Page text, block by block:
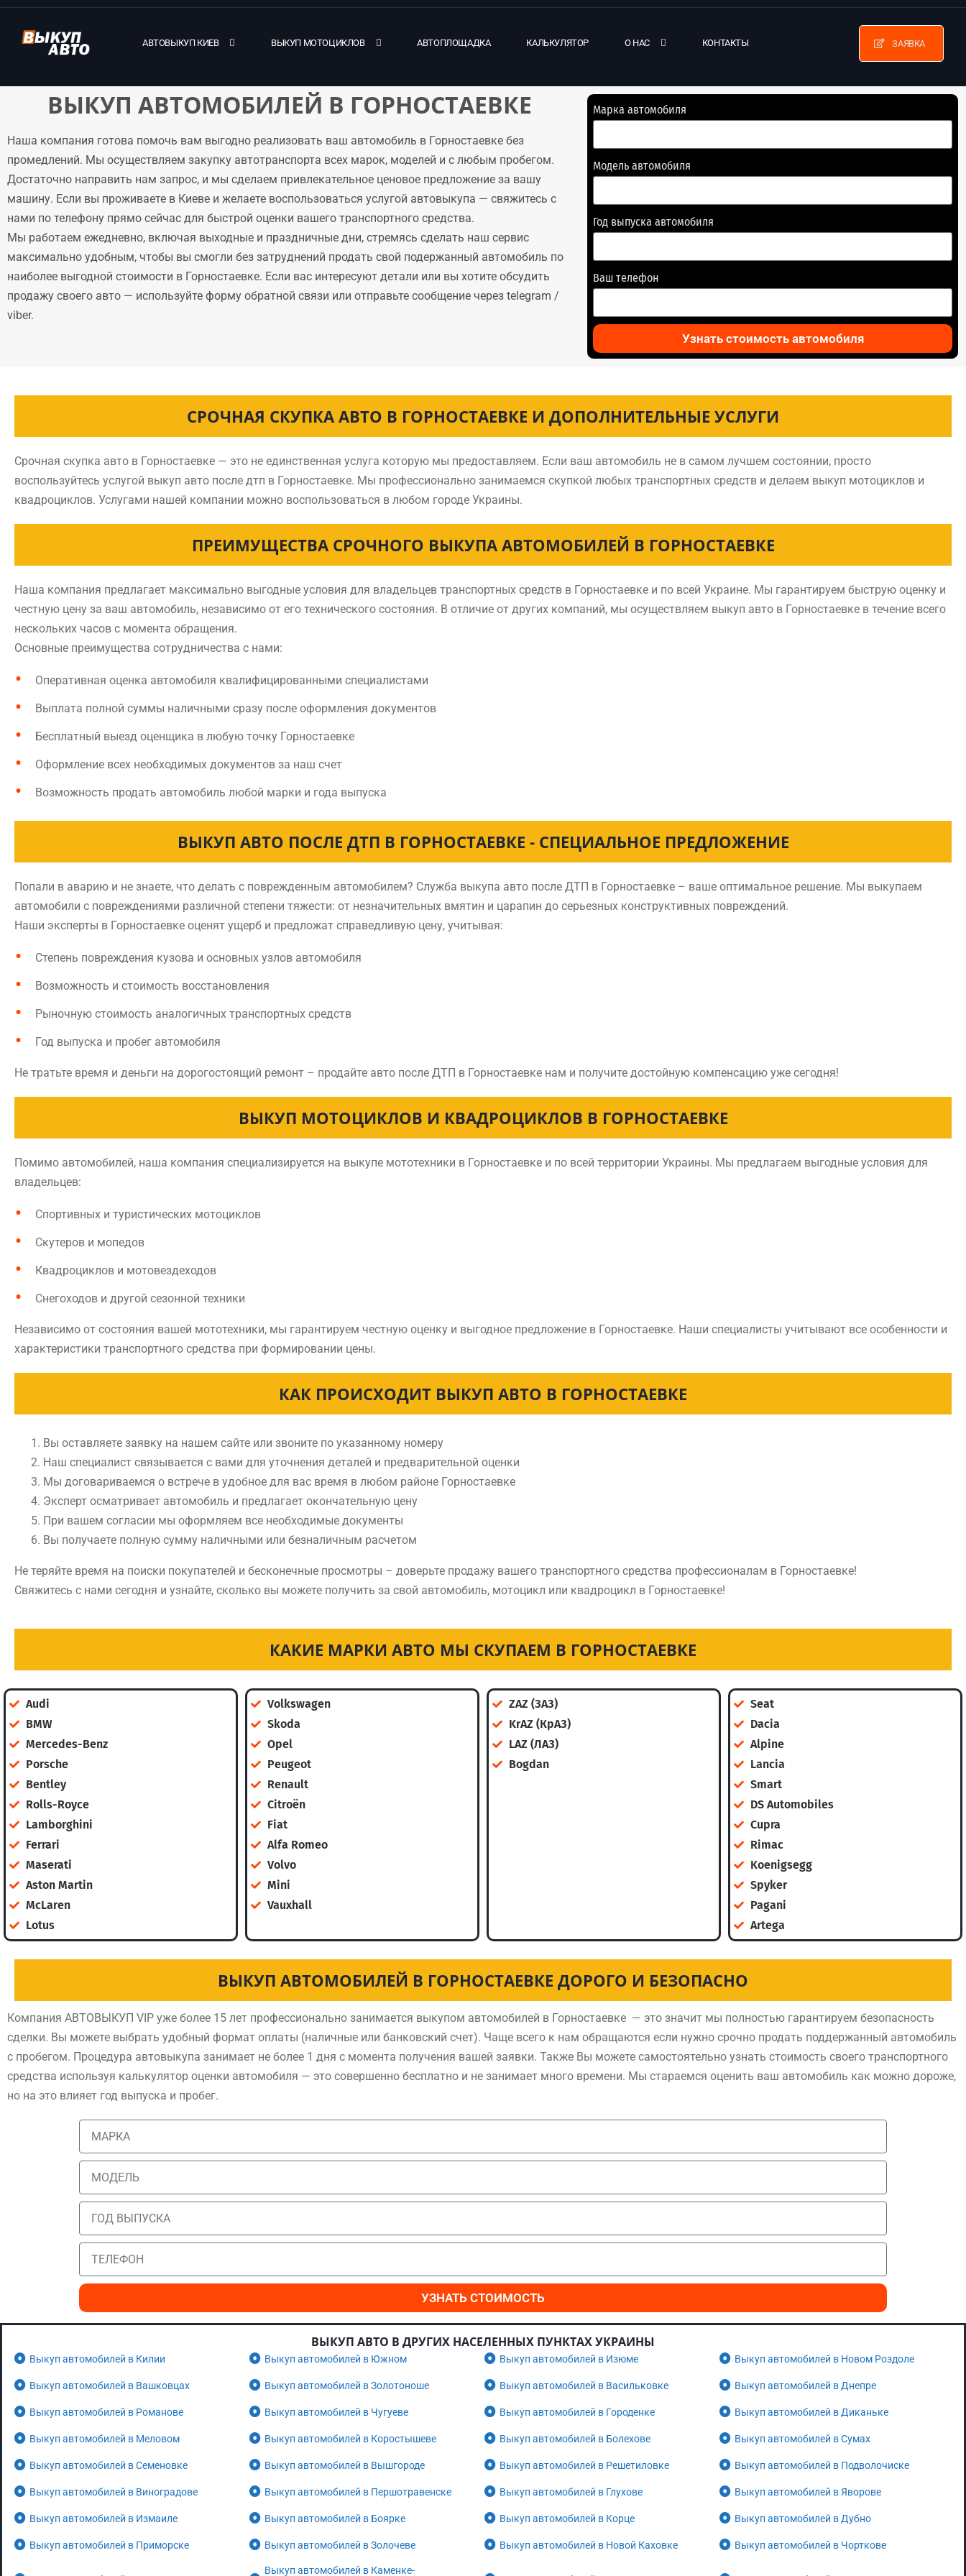
АВТОВЫКУП КИЕВ ВЫКУП МОТОЦИКЛОВ АВТОПЛОЩАДКА КАЛЬКУЛЯТОР О НАС КОНТАКТЫ ЗАЯВКА
ВЫКУП АВТОМОБИЛЕЙ В ГОРНОСТАЕВКЕ
Наша компания готова помочь вам выгодно реализовать ваш автомобиль в Горностаевке без
промедлений. Мы осуществляем закупку автотранспорта всех марок, моделей и с любым пробегом.
Достаточно направить нам запрос, и мы сделаем привлекательное ценовое предложение за вашу
машину. Если вы проживаете в Киеве и желаете воспользоваться услугой автовыкупа — свяжитесь с
нами по телефону прямо сейчас для быстрой оценки вашего транспортного средства.
Мы работаем ежедневно, включая выходные и праздничные дни, стремясь сделать наш сервис
максимально удобным, чтобы вы смогли без затруднений продать свой подержанный автомобиль по
наиболее выгодной стоимости в Горностаевке. Если вас интересуют детали или вы хотите обсудить
продажу своего авто — используйте форму обратной связи или отправьте сообщение через telegram /
viber.
Марка автомобиля
Модель автомобиля
Год выпуска автомобиля
Ваш телефон
Узнать стоимость автомобиля
СРОЧНАЯ СКУПКА АВТО В ГОРНОСТАЕВКЕ И ДОПОЛНИТЕЛЬНЫЕ УСЛУГИ
Срочная скупка авто в Горностаевке — это не единственная услуга которую мы предоставляем. Если ваш автомобиль не в самом лучшем состоянии, просто
воспользуйтесь услугой выкуп авто после дтп в Горностаевке. Мы профессионально занимаемся скупкой любых транспортных средств и делаем выкуп мотоциклов и
квадроциклов. Услугами нашей компании можно воспользоваться в любом городе Украины.
ПРЕИМУЩЕСТВА СРОЧНОГО ВЫКУПА АВТОМОБИЛЕЙ В ГОРНОСТАЕВКЕ
Наша компания предлагает максимально выгодные условия для владельцев транспортных средств в Горностаевке и по всей Украине. Мы гарантируем быструю оценку и
честную цену за ваш автомобиль, независимо от его технического состояния. В отличие от других компаний, мы осуществляем выкуп авто в Горностаевке в течение всего
нескольких часов с момента обращения.
Основные преимущества сотрудничества с нами:
Оперативная оценка автомобиля квалифицированными специалистами
Выплата полной суммы наличными сразу после оформления документов
Бесплатный выезд оценщика в любую точку Горностаевке
Оформление всех необходимых документов за наш счет
Возможность продать автомобиль любой марки и года выпуска
ВЫКУП АВТО ПОСЛЕ ДТП В ГОРНОСТАЕВКЕ - СПЕЦИАЛЬНОЕ ПРЕДЛОЖЕНИЕ
Попали в аварию и не знаете, что делать с поврежденным автомобилем? Служба выкупа авто после ДТП в Горностаевке – ваше оптимальное решение. Мы выкупаем
автомобили с повреждениями различной степени тяжести: от незначительных вмятин и царапин до серьезных конструктивных повреждений.
Наши эксперты в Горностаевке оценят ущерб и предложат справедливую цену, учитывая:
Степень повреждения кузова и основных узлов автомобиля
Возможность и стоимость восстановления
Рыночную стоимость аналогичных транспортных средств
Год выпуска и пробег автомобиля
Не тратьте время и деньги на дорогостоящий ремонт – продайте авто после ДТП в Горностаевке нам и получите достойную компенсацию уже сегодня!
ВЫКУП МОТОЦИКЛОВ И КВАДРОЦИКЛОВ В ГОРНОСТАЕВКЕ
Помимо автомобилей, наша компания специализируется на выкупе мототехники в Горностаевке и по всей территории Украины. Мы предлагаем выгодные условия для
владельцев:
Спортивных и туристических мотоциклов
Скутеров и мопедов
Квадроциклов и мотовездеходов
Снегоходов и другой сезонной техники
Независимо от состояния вашей мототехники, мы гарантируем честную оценку и выгодное предложение в Горностаевке. Наши специалисты учитывают все особенности и
характеристики транспортного средства при формировании цены.
КАК ПРОИСХОДИТ ВЫКУП АВТО В ГОРНОСТАЕВКЕ
Вы оставляете заявку на нашем сайте или звоните по указанному номеру
Наш специалист связывается с вами для уточнения деталей и предварительной оценки
Мы договариваемся о встрече в удобное для вас время в любом районе Горностаевке
Эксперт осматривает автомобиль и предлагает окончательную цену
При вашем согласии мы оформляем все необходимые документы
Вы получаете полную сумму наличными или безналичным расчетом
Не теряйте время на поиски покупателей и бесконечные просмотры – доверьте продажу вашего транспортного средства профессионалам в Горностаевке!
Свяжитесь с нами сегодня и узнайте, сколько вы можете получить за свой автомобиль, мотоцикл или квадроцикл в Горностаевке!
КАКИЕ МАРКИ АВТО МЫ СКУПАЕМ В ГОРНОСТАЕВКЕ
Audi
BMW
Mercedes-Benz
Porsche
Bentley
Rolls-Royce
Lamborghini
Ferrari
Maserati
Aston Martin
McLaren
Lotus
Volkswagen
Skoda
Opel
Peugeot
Renault
Citroën
Fiat
Alfa Romeo
Volvo
Mini
Vauxhall
ZAZ (ЗАЗ)
KrAZ (КрАЗ)
LAZ (ЛАЗ)
Bogdan
Seat
Dacia
Alpine
Lancia
Smart
DS Automobiles
Cupra
Rimac
Koenigsegg
Spyker
Pagani
Artega
ВЫКУП АВТОМОБИЛЕЙ В ГОРНОСТАЕВКЕ ДОРОГО И БЕЗОПАСНО
Компания АВТОВЫКУП VIP уже более 15 лет профессионально занимается выкупом автомобилей в Горностаевке — это значит мы полностью гарантируем безопасность
сделки. Вы можете выбрать удобный формат оплаты (наличные или банковский счет). Чаще всего к нам обращаются если нужно срочно продать поддержанный автомобиль
с пробегом. Процедура автовыкупа занимает не более 1 дня с момента получения вашей заявки. Также Вы можете самостоятельно узнать стоимость своего транспортного
средства используя калькулятор оценки автомобиля — это совершенно бесплатно и не занимает много времени. Мы стараемся оценить ваш автомобиль как можно дороже,
но на это влияет год выпуска и пробег.
УЗНАТЬ СТОИМОСТЬ
ВЫКУП АВТО В ДРУГИХ НАСЕЛЕННЫХ ПУНКТАХ УКРАИНЫ
Выкуп автомобилей в Килии Выкуп автомобилей в Южном Выкуп автомобилей в Изюме Выкуп автомобилей в Новом Роздоле
Выкуп автомобилей в Вашковцах Выкуп автомобилей в Золотоноше Выкуп автомобилей в Васильковке Выкуп автомобилей в Днепре
Выкуп автомобилей в Романове Выкуп автомобилей в Чугуеве Выкуп автомобилей в Городенке Выкуп автомобилей в Диканьке
Выкуп автомобилей в Меловом Выкуп автомобилей в Коростышеве Выкуп автомобилей в Болехове Выкуп автомобилей в Сумах
Выкуп автомобилей в Семеновке Выкуп автомобилей в Вышгороде Выкуп автомобилей в Решетиловке Выкуп автомобилей в Подволочиске
Выкуп автомобилей в Виноградове Выкуп автомобилей в Першотравенске Выкуп автомобилей в Глухове Выкуп автомобилей в Яворове
Выкуп автомобилей в Измаиле Выкуп автомобилей в Боярке Выкуп автомобилей в Корце Выкуп автомобилей в Дубно
Выкуп автомобилей в Приморске Выкуп автомобилей в Золочеве Выкуп автомобилей в Новой Каховке Выкуп автомобилей в Чорткове
Выкуп автомобилей в Каменке-